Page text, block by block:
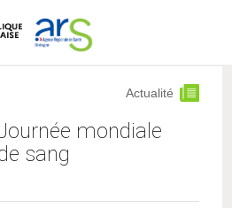
mondiale
sang
Actualité